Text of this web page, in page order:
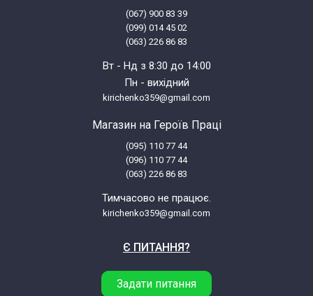
(067) 900 83 39
(099) 014 45 02
(063) 226 86 83
Вт - Нд з 8:30 до 14:00
Пн - вихідний
kirichenko359@gmail.com
Магазин на Героїв Праці
(095) 110 77 44
(096) 110 77 44
(063) 226 86 83
Тимчасово не працює.
kirichenko359@gmail.com
Є ПИТАННЯ?
Задати питання